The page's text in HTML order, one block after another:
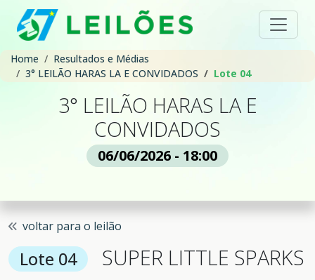
Home
Resultados e Médias
3° LEILÃO HARAS LA E CONVIDADOS
Lote 04
3° LEILÃO HARAS LA E
CONVIDADOS
06/06/2026 - 18:00
voltar para o leilão
Lote 04 SUPER LITTLE SPARKS